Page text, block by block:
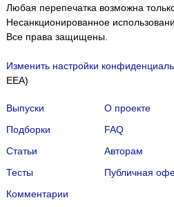
Любая перепечатка возможна
Несанкционированное
Все права защищены.
Изменить настройки
EEA)
Выпуски
Подборки
Статьи
Тесты
Комментарии
О проекте
FAQ
Авторам
Публичная